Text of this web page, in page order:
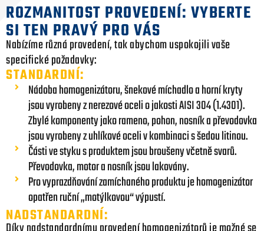
ROZMANITOST PROVEDENÍ: VYBERTE
SI TEN PRAVÝ PRO VÁS
Nabízíme různá provedení, tak abychom uspokojili vaše
specifické požadavky:
STANDARDNÍ:
Nádoba homogenizátoru, šnekové míchadlo a horní kryty
jsou vyrobeny z nerezové oceli o jakosti AISI 304 (1.4301).
Zbylé komponenty jako rameno, pohon, nosník a převodovka
jsou vyrobeny z uhlíkové oceli v kombinaci s šedou litinou.
Části ve styku s produktem jsou broušeny včetně svarů.
Převodovka, motor a nosník jsou lakovány.
Pro vyprazdňování zamíchaného produktu je homogenizátor
opatřen ruční „motýlkovou“ výpustí.
NADSTANDARDNÍ: